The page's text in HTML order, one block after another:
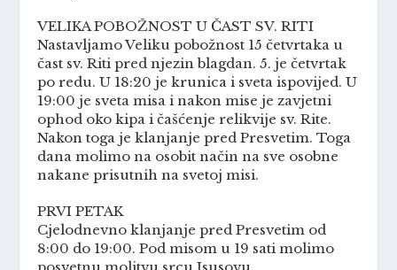
VELIKA POBOŽNOST U ČAST SV. RITI
Nastavljamo Veliku pobožnost 15 četvrtaka u
čast sv. Riti pred njezin blagdan. 5. je četvrtak
po redu. U 18:20 je krunica i sveta ispovijed. U
19:00 je sveta misa i nakon mise je zavjetni
ophod oko kipa i čašćenje relikvije sv. Rite.
Nakon toga je klanjanje pred Presvetim. Toga
dana molimo na osobit način na sve osobne
nakane prisutnih na svetoj misi.
PRVI PETAK
Cjelodnevno klanjanje pred Presvetim od
8:00 do 19:00. Pod misom u 19 sati molimo